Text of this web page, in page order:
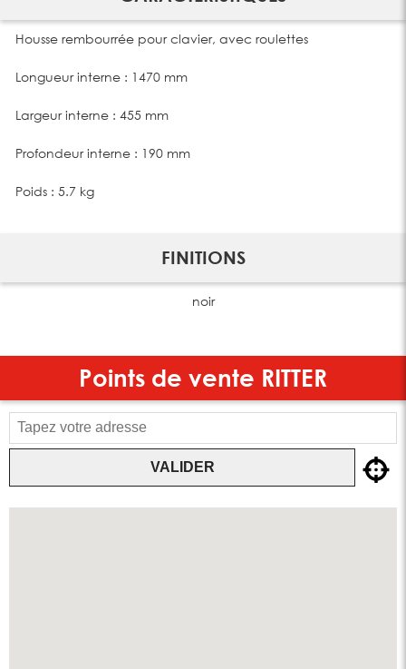
Housse rembourrée pour clavier, avec roulettes
Longueur interne : 1470 mm
Largeur interne : 455 mm
Profondeur interne : 190 mm
Poids : 5.7 kg
FINITIONS
noir
Points de vente RITTER
VALIDER